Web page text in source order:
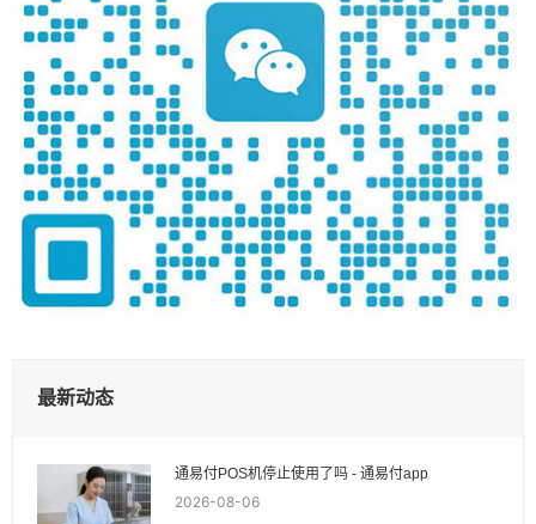
最新动态
通易付POS机停止使用了吗 - 通易付app
2026-08-06